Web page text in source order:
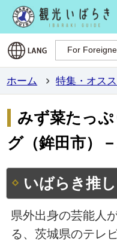
ForFor
ホーム 特集・オス
みず菜たっ
グ（鉾田市）
いばらき推し
県外出身の芸能人
る、茨城県のテレ